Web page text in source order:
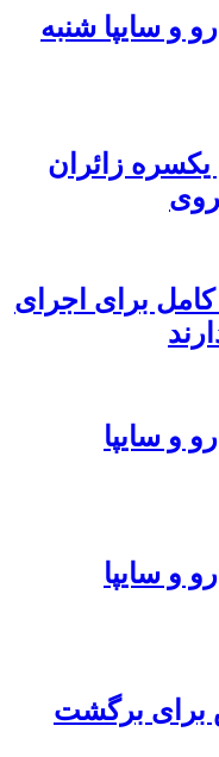
و سایپا شنبه
زائران
برای اجرای
و سایپا
و سایپا
برای برگشت